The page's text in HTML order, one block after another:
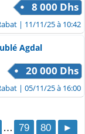
8 000 Dhs
| 11/11/25 à 10:42
Agdal
20 000 Dhs
| 05/11/25 à 16:00
… 79 80 ►